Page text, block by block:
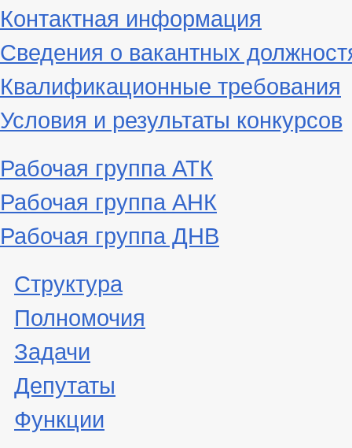
Контактная информация
Сведения о вакантных
Квалификационные требования
Условия и результаты конкурсов
Рабочая группа АТК
Рабочая группа АНК
Рабочая группа ДНВ
Структура
Полномочия
Задачи
Депутаты
Функции